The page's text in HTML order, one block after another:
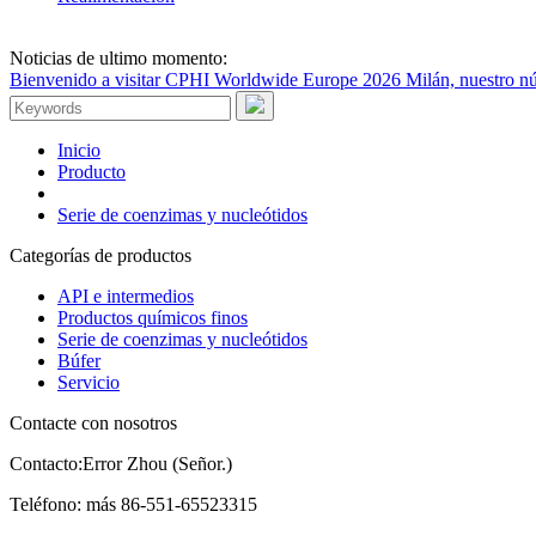
Noticias de ultimo momento:
Bienvenido a visitar CPHI Worldwide Europe 2026 Milán, nuestro
Inicio
Producto
Serie de coenzimas y nucleótidos
Categorías de productos
API e intermedios
Productos químicos finos
Serie de coenzimas y nucleótidos
Búfer
Servicio
Contacte con nosotros
Contacto:Error Zhou (Señor.)
Teléfono: más 86-551-65523315